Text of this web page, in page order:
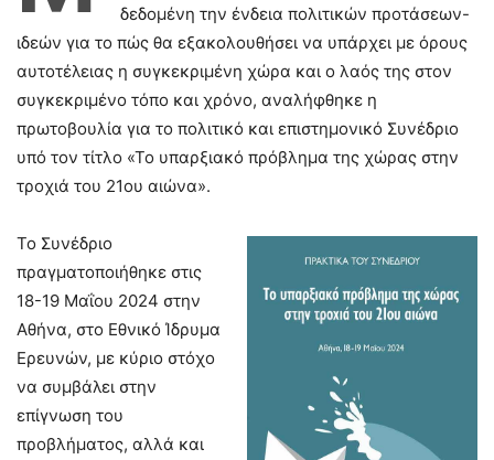
δεδομένη την ένδεια πολιτικών προτάσεων-
ιδεών για το πώς θα εξακολουθήσει να υπάρχει με όρους
αυτοτέλειας η συγκεκριμένη χώρα και ο λαός της στον
συγκεκριμένο τόπο και χρόνο, αναλήφθηκε η
πρωτοβουλία για το πολιτικό και επιστημονικό Συνέδριο
υπό τον τίτλο «Το υπαρξιακό πρόβλημα της χώρας στην
τροχιά του 21ου αιώνα».
Το Συνέδριο
πραγματοποιήθηκε στις
18-19 Μαΐου 2024 στην
Αθήνα, στο Εθνικό Ίδρυμα
Ερευνών, με κύριο στόχο
να συμβάλει στην
επίγνωση του
προβλήματος, αλλά και